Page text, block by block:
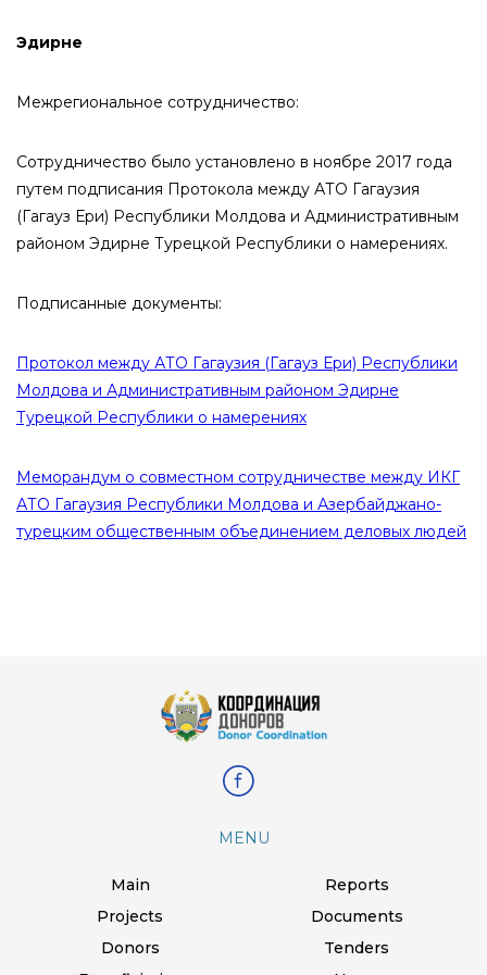
Эдирне
Межрегиональное сотрудничество:
Сотрудничество было установлено в ноябре 2017 года
путем подписания Протокола между АТО Гагаузия
(Гагауз Ери) Республики Молдова и Административным
районом Эдирне Турецкой Республики о намерениях.
Подписанные документы:
Протокол между АТО Гагаузия (Гагауз Ери) Республики
Молдова и Административным районом Эдирне
Турецкой Республики о намерениях
Меморандум о совместном сотрудничестве между ИКГ
АТО Гагаузия Республики Молдова и Азербайджано-
турецким общественным объединением деловых людей
MENU
Main
Reports
Projects
Documents
Donors
Tenders